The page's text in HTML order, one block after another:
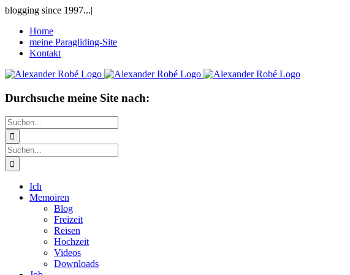
Zum
springen
blogging since 1997...|
Home
meine Paragliding-Site
Kontakt
Durchsuche meine Site nach:
Suche
nach:
Suche
nach:
Ich
Memoiren
Blog
Freizeit
Reisen
Hochzeit
Videos
Downloads